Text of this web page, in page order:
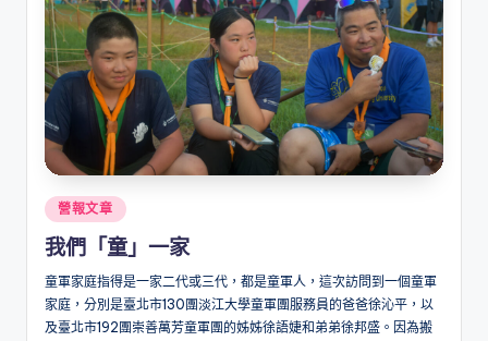
Posted
in
營報文章
我們「童」一家
童軍家庭指得是一家二代或三代，都是童軍人，這次訪問到一個童軍
家庭，分別是臺北市130團淡江大學童軍團服務員的爸爸徐沁平，以
及臺北市192團崇善萬芳童軍團的姊姊徐語婕和弟弟徐邦盛。因為搬